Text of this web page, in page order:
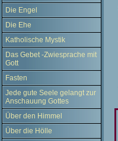
Die Engel
Die Ehe
Katholische Mystik
Das Gebet -Zwiesprache mit
Gott
Fasten
Jede gute Seele gelangt zur
Anschauung Gottes
Über den Himmel
Über die Hölle